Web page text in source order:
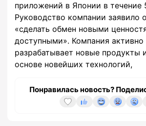
приложений в Японии в течение
Руководство компании заявило
«сделать обмен новыми
доступными». Компания активно
разрабатывает новые продукты
основе новейших технологий,
Понравилась новость?